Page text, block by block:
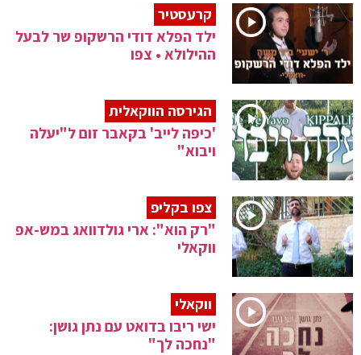
קרעסטיר
ילד הפלא דודי הרשקופ שר לבעל
ההילולא • צפו
הגירסה הווקאלית
'כיפה לייב' בקאבר זום ל"יעלה
ויבוא"
צפו בקליפ
"רק הוא": ארי גולדוואג במש-אפ
ווקאלי
ווקאלי
ישי ריבו בדואט עם נתן גושן:
"נחכה לך"